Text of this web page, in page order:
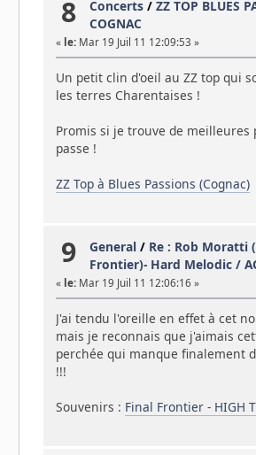
8 Concerts /ZZ TOP BLUES
COGNAC
« le:Mar 19 Juil 11 12:09:53 »
Un petit clin d'oeil au ZZ top qui
les terres Charentaises !
Promis si je trouve de meilleures
passe !
ZZ Top à Blues Passions (Cognac)
9 General / Re : Rob Moratti
Frontier)- Hard Melodic /
« le:Mar 19 Juil 11 12:06:16 »
J'ai tendu l'oreille en effet à cet
mais je reconnais que j'aimais
perchée qui manque finalement
!!!
Souvenirs : Final Frontier - HIGH